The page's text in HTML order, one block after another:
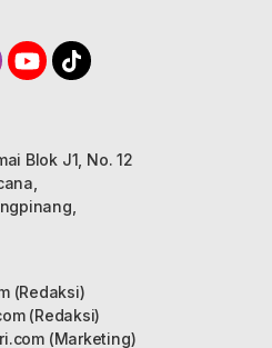
Blok J1, No. 12
(Redaksi)
(Redaksi)
(Marketing)